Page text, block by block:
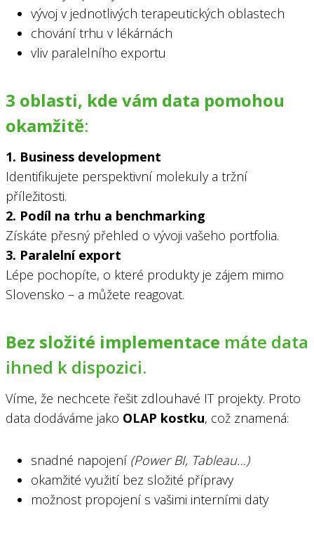
vývoj v jednotlivých terapeutických oblastech
chování trhu v lékárnách
vliv paralelního exportu
3 oblasti, kde vám data pomohou
okamžitě:
1. Business development
Identifikujete perspektivní molekuly a tržní
příležitosti.
2. Podíl na trhu a benchmarking
Získáte přesný přehled o vývoji vašeho portfolia.
3. Paralelní export
Lépe pochopíte, o které produkty je zájem mimo
Slovensko – a můžete reagovat.
Bez složité implementace máte data
ihned k dispozici.
Víme, že nechcete řešit zdlouhavé IT projekty. Proto
data dodáváme jako OLAP kostku, což znamená:
snadné napojení (Power BI, Tableau…)
okamžité využití bez složité přípravy
možnost propojení s vašimi interními daty